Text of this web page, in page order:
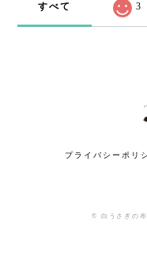
すべて 3
プライバシーポリ
© 白うさぎの